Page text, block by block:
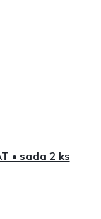
• sada 2 ks